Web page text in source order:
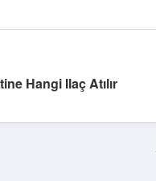
Hangi Ilaç Atılır